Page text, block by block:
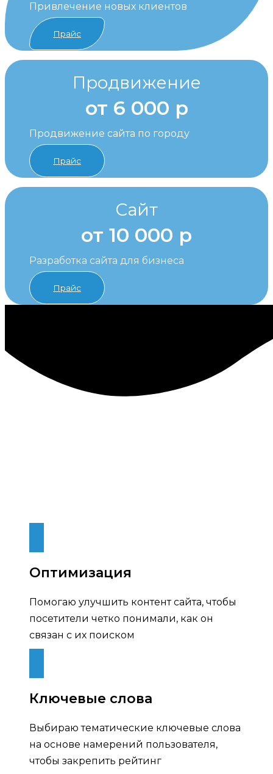
Привлечение новых клиентов
Прайс
Продвижение
от 6 000 р
Продвижение сайта по городу
Прайс
Сайт
от 10 000 р
Разработка сайта для бизнеса
Прайс
Оптимизация
Помогаю улучшить контент сайта, чтобы
посетители четко понимали, как он
связан с их поиском
Ключевые слова
Выбираю тематические ключевые слова
на основе намерений пользователя,
чтобы закрепить рейтинг